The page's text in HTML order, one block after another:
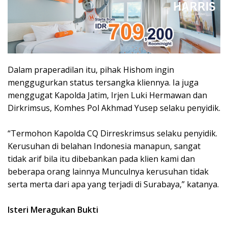
Dalam praperadilan itu, pihak Hishom ingin
menggugurkan status tersangka kliennya. Ia juga
menggugat Kapolda Jatim, Irjen Luki Hermawan dan
Dirkrimsus, Komhes Pol Akhmad Yusep selaku penyidik.
“Termohon Kapolda CQ Dirreskrimsus selaku penyidik.
Kerusuhan di belahan Indonesia manapun, sangat
tidak arif bila itu dibebankan pada klien kami dan
beberapa orang lainnya Munculnya kerusuhan tidak
serta merta dari apa yang terjadi di Surabaya,” katanya.
Isteri Meragukan Bukti